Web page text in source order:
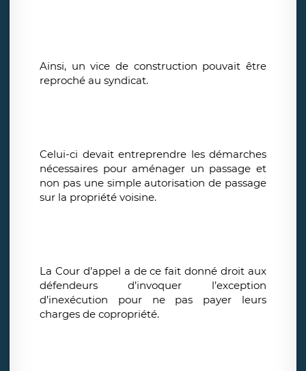
Ainsi, un vice de construction pouvait être
reproché au syndicat.
Celui-ci devait entreprendre les démarches
nécessaires pour aménager un passage et
non pas une simple autorisation de passage
sur la propriété voisine.
La Cour d’appel a de ce fait donné droit aux
défendeurs d’invoquer l’exception
d’inexécution pour ne pas payer leurs
charges de copropriété.